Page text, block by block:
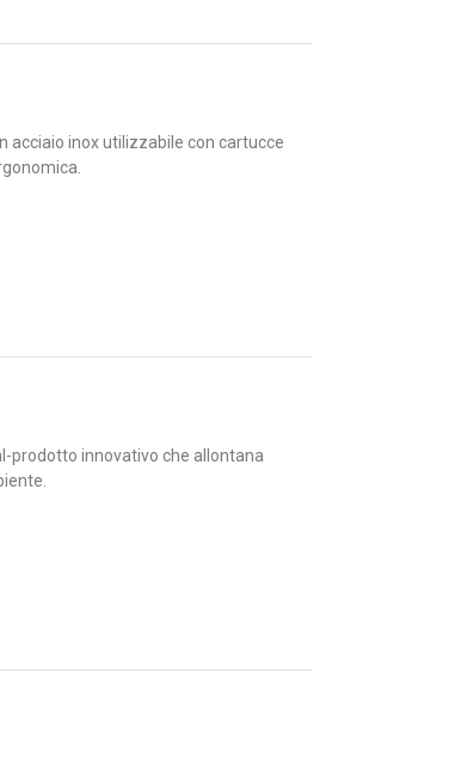
acciaio inox utilizzabile con cartucce
prodotto innovativo che allontana